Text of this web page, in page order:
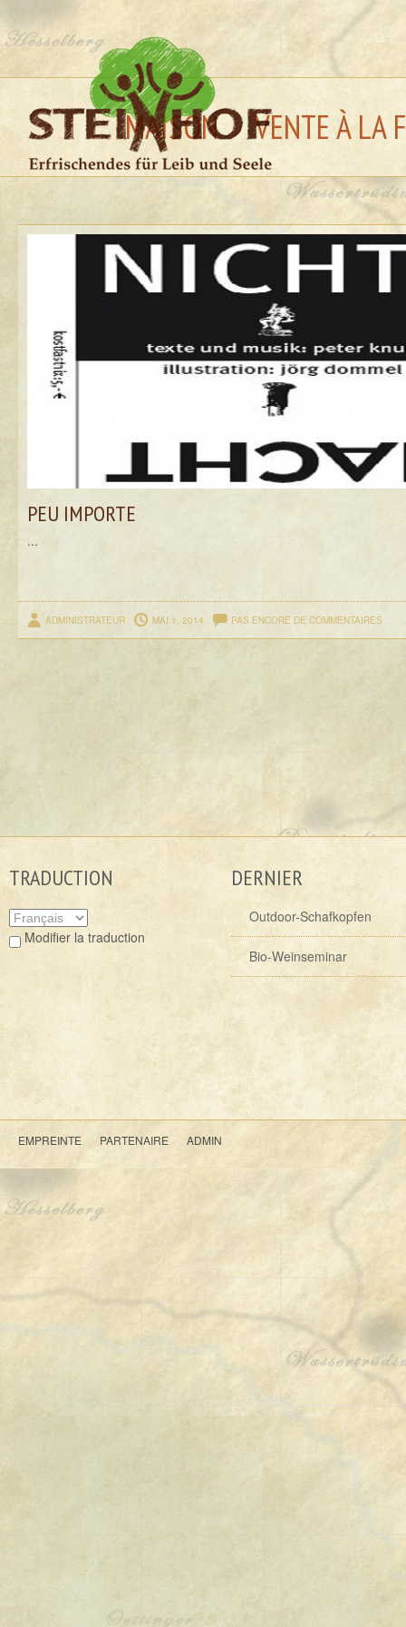
MAISON VENTE À LA
PEU IMPORTE
...
ADMINISTRATEUR MAI 1, 2014 PAS ENCORE DE COMMENTAIRES
TRADUCTION
Modifier la traduction
DERNIER
Outdoor-Schafkopfen
Bio-Weinseminar
EMPREINTE PARTENAIRE ADMIN